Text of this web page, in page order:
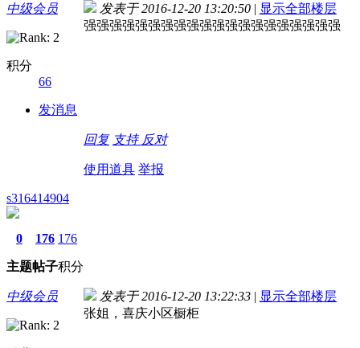
中级会员
积分
66
发消息
发表于 2016-12-20 13:20:50 | 显示全部楼层
强强强强强强强强强强强强强强强强强强强强
回复 支持 反对
使用道具 举报
s316414904
0
主题
176
帖子
176
积分
中级会员 发表于 2016-12-20 13:22:33 | 显示全部楼层
张姐，喜庆小区橱柜